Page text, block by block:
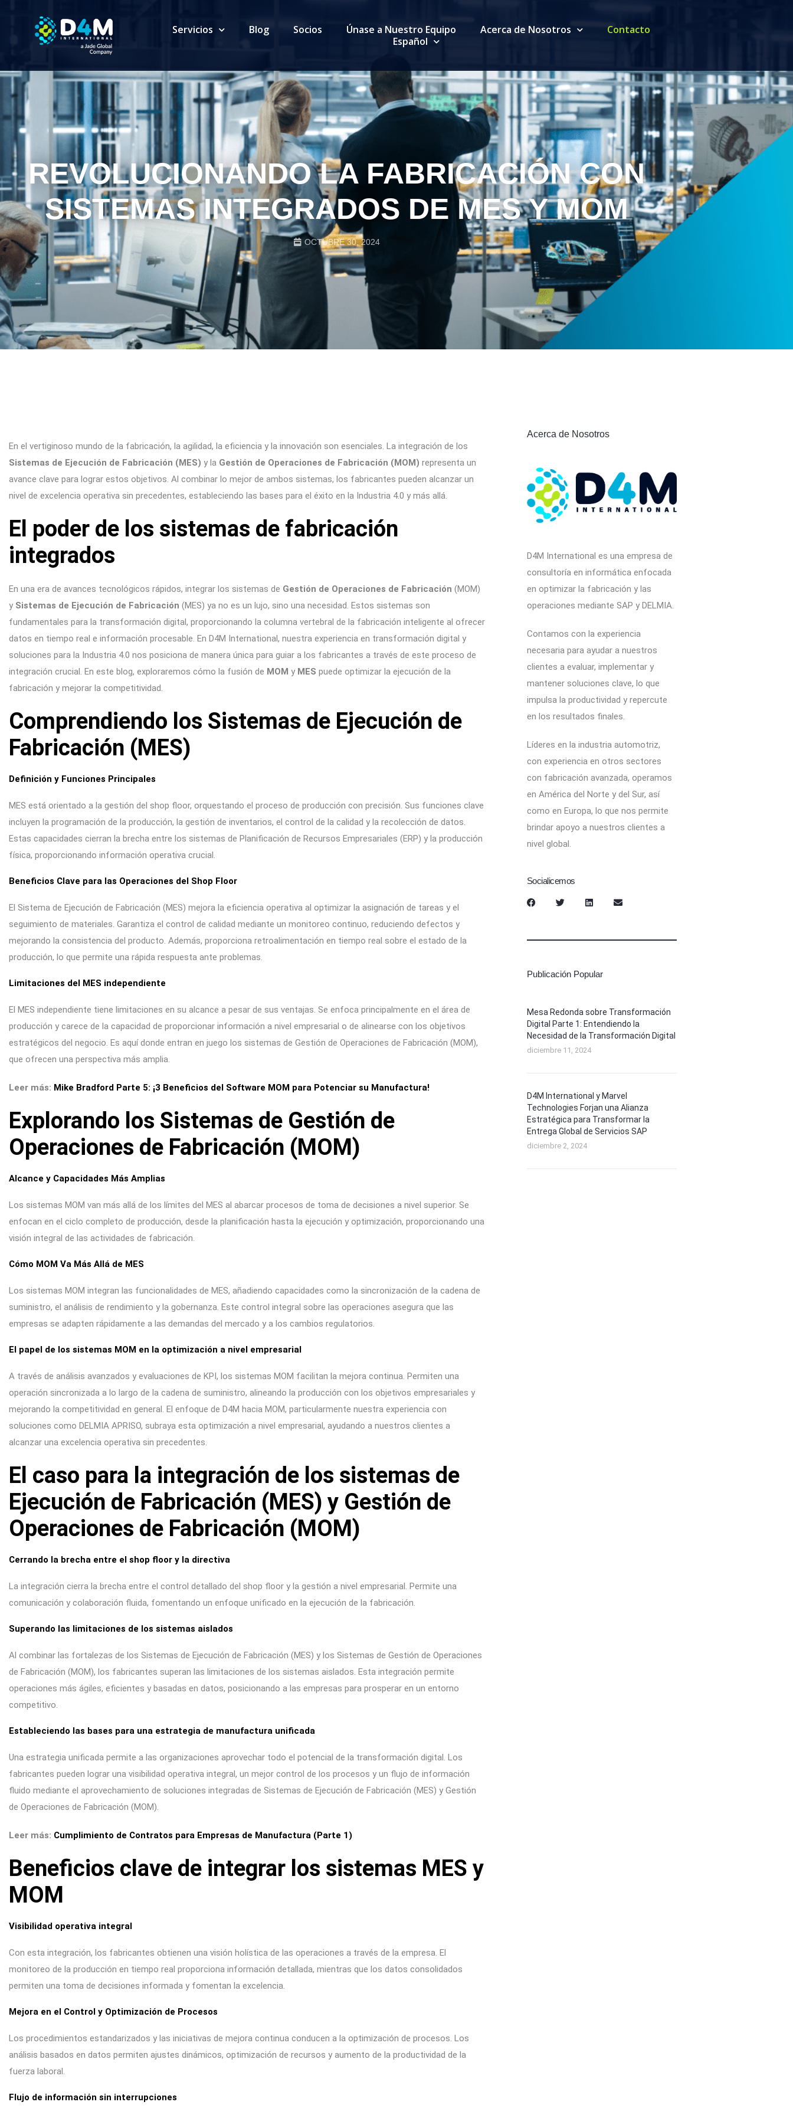
Servicios Blog Socios Únase a Nuestro Equipo Acerca de Nosotros
Contacto
Español
REVOLUCIONANDO LA FABRICACIÓN CON
SISTEMAS INTEGRADOS DE MES Y MOM
OCTUBRE 30, 2024
En el vertiginoso mundo de la fabricación, la agilidad, la eficiencia y la innovación son esenciales. La integración de los
Sistemas de Ejecución de Fabricación (MES) y la Gestión de Operaciones de Fabricación (MOM) representa un
avance clave para lograr estos objetivos. Al combinar lo mejor de ambos sistemas, los fabricantes pueden alcanzar un
nivel de excelencia operativa sin precedentes, estableciendo las bases para el éxito en la Industria 4.0 y más allá.
El poder de los sistemas de fabricación
integrados
En una era de avances tecnológicos rápidos, integrar los sistemas de Gestión de Operaciones de Fabricación (MOM)
y Sistemas de Ejecución de Fabricación (MES) ya no es un lujo, sino una necesidad. Estos sistemas son
fundamentales para la transformación digital, proporcionando la columna vertebral de la fabricación inteligente al ofrecer
datos en tiempo real e información procesable. En D4M International, nuestra experiencia en transformación digital y
soluciones para la Industria 4.0 nos posiciona de manera única para guiar a los fabricantes a través de este proceso de
integración crucial. En este blog, exploraremos cómo la fusión de MOM y MES puede optimizar la ejecución de la
fabricación y mejorar la competitividad.
Comprendiendo los Sistemas de Ejecución de
Fabricación (MES)
Definición y Funciones Principales
MES está orientado a la gestión del shop floor, orquestando el proceso de producción con precisión. Sus funciones clave
incluyen la programación de la producción, la gestión de inventarios, el control de la calidad y la recolección de datos.
Estas capacidades cierran la brecha entre los sistemas de Planificación de Recursos Empresariales (ERP) y la producción
física, proporcionando información operativa crucial.
Beneficios Clave para las Operaciones del Shop Floor
El Sistema de Ejecución de Fabricación (MES) mejora la eficiencia operativa al optimizar la asignación de tareas y el
seguimiento de materiales. Garantiza el control de calidad mediante un monitoreo continuo, reduciendo defectos y
mejorando la consistencia del producto. Además, proporciona retroalimentación en tiempo real sobre el estado de la
producción, lo que permite una rápida respuesta ante problemas.
Limitaciones del MES independiente
El MES independiente tiene limitaciones en su alcance a pesar de sus ventajas. Se enfoca principalmente en el área de
producción y carece de la capacidad de proporcionar información a nivel empresarial o de alinearse con los objetivos
estratégicos del negocio. Es aquí donde entran en juego los sistemas de Gestión de Operaciones de Fabricación (MOM),
que ofrecen una perspectiva más amplia.
Leer más: Mike Bradford Parte 5: ¡3 Beneficios del Software MOM para Potenciar su Manufactura!
Explorando los Sistemas de Gestión de
Operaciones de Fabricación (MOM)
Alcance y Capacidades Más Amplias
Los sistemas MOM van más allá de los límites del MES al abarcar procesos de toma de decisiones a nivel superior. Se
enfocan en el ciclo completo de producción, desde la planificación hasta la ejecución y optimización, proporcionando una
visión integral de las actividades de fabricación.
Cómo MOM Va Más Allá de MES
Los sistemas MOM integran las funcionalidades de MES, añadiendo capacidades como la sincronización de la cadena de
suministro, el análisis de rendimiento y la gobernanza. Este control integral sobre las operaciones asegura que las
empresas se adapten rápidamente a las demandas del mercado y a los cambios regulatorios.
El papel de los sistemas MOM en la optimización a nivel empresarial
A través de análisis avanzados y evaluaciones de KPI, los sistemas MOM facilitan la mejora continua. Permiten una
operación sincronizada a lo largo de la cadena de suministro, alineando la producción con los objetivos empresariales y
mejorando la competitividad en general. El enfoque de D4M hacia MOM, particularmente nuestra experiencia con
soluciones como DELMIA APRISO, subraya esta optimización a nivel empresarial, ayudando a nuestros clientes a
alcanzar una excelencia operativa sin precedentes.
El caso para la integración de los sistemas de
Ejecución de Fabricación (MES) y Gestión de
Operaciones de Fabricación (MOM)
Cerrando la brecha entre el shop floor y la directiva
La integración cierra la brecha entre el control detallado del shop floor y la gestión a nivel empresarial. Permite una
comunicación y colaboración fluida, fomentando un enfoque unificado en la ejecución de la fabricación.
Superando las limitaciones de los sistemas aislados
Al combinar las fortalezas de los Sistemas de Ejecución de Fabricación (MES) y los Sistemas de Gestión de Operaciones
de Fabricación (MOM), los fabricantes superan las limitaciones de los sistemas aislados. Esta integración permite
operaciones más ágiles, eficientes y basadas en datos, posicionando a las empresas para prosperar en un entorno
competitivo.
Estableciendo las bases para una estrategia de manufactura unificada
Una estrategia unificada permite a las organizaciones aprovechar todo el potencial de la transformación digital. Los
fabricantes pueden lograr una visibilidad operativa integral, un mejor control de los procesos y un flujo de información
fluido mediante el aprovechamiento de soluciones integradas de Sistemas de Ejecución de Fabricación (MES) y Gestión
de Operaciones de Fabricación (MOM).
Leer más: Cumplimiento de Contratos para Empresas de Manufactura (Parte 1)
Beneficios clave de integrar los sistemas MES y
MOM
Visibilidad operativa integral
Con esta integración, los fabricantes obtienen una visión holística de las operaciones a través de la empresa. El
monitoreo de la producción en tiempo real proporciona información detallada, mientras que los datos consolidados
permiten una toma de decisiones informada y fomentan la excelencia.
Mejora en el Control y Optimización de Procesos
Los procedimientos estandarizados y las iniciativas de mejora continua conducen a la optimización de procesos. Los
análisis basados en datos permiten ajustes dinámicos, optimización de recursos y aumento de la productividad de la
fuerza laboral.
Flujo de información sin interrupciones
Acerca de Nosotros
D4M International es una empresa de
consultoría en informática enfocada
en optimizar la fabricación y las
operaciones mediante SAP y DELMIA.
Contamos con la experiencia
necesaria para ayudar a nuestros
clientes a evaluar, implementar y
mantener soluciones clave, lo que
impulsa la productividad y repercute
en los resultados finales.
Líderes en la industria automotriz,
con experiencia en otros sectores
con fabricación avanzada, operamos
en América del Norte y del Sur, así
como en Europa, lo que nos permite
brindar apoyo a nuestros clientes a
nivel global.
Socialicemos
Publicación Popular
Mesa Redonda sobre Transformación
Digital Parte 1: Entendiendo la
Necesidad de la Transformación Digital
diciembre 11, 2024
D4M International y Marvel
Technologies Forjan una Alianza
Estratégica para Transformar la
Entrega Global de Servicios SAP
diciembre 2, 2024